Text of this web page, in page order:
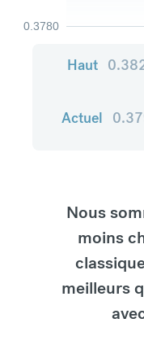
0.3780
Haut
Actuel
Nous
moins
meilleurs